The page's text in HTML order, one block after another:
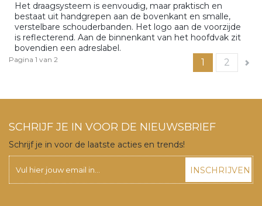
Het draagsysteem is eenvoudig, maar praktisch en
bestaat uit handgrepen aan de bovenkant en smalle,
verstelbare schouderbanden. Het logo aan de voorzijde
is reflecterend. Aan de binnenkant van het hoofdvak zit
bovendien een adreslabel.
Pagina 1 van 2 1 2
SCHRIJF JE IN VOOR DE NIEUWSBRIEF
Schrijf je in voor de laatste acties en trends!
INSCHRIJVEN